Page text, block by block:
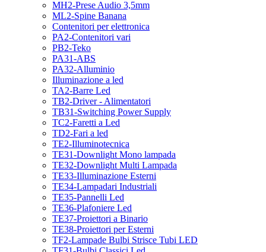
MH2-Prese Audio 3,5mm
ML2-Spine Banana
Contenitori per elettronica
PA2-Contenitori vari
PB2-Teko
PA31-ABS
PA32-Alluminio
Illuminazione a led
TA2-Barre Led
TB2-Driver - Alimentatori
TB31-Switching Power Supply
TC2-Faretti a Led
TD2-Fari a led
TE2-Illuminotecnica
TE31-Downlight Mono lampada
TE32-Downlight Multi Lampada
TE33-Illuminazione Esterni
TE34-Lampadari Industriali
TE35-Pannelli Led
TE36-Plafoniere Led
TE37-Proiettori a Binario
TE38-Proiettori per Esterni
TF2-Lampade Bulbi Strisce Tubi LED